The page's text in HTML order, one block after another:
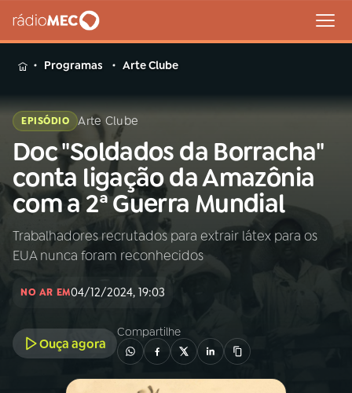
MENU
Buscar
na
Rádio
MEC
Buscar
Início AO VIVO
INÍCIO
A RÁDIO
PROGRAMAÇÃO
Programas Arte Clube
EPISÓDIO Arte Clube
Doc "Soldados da Borracha"
conta ligação da Amazônia
com a 2ª Guerra Mundial
Trabalhadores recrutados para extrair látex para os
EUA nunca foram reconhecidos
NO AR EM04/12/2024, 19:03
Ouça agora
Compartilhe